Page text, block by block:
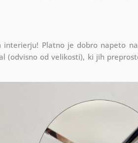
interierju! Platno je dobro napeto
(odvisno od velikosti), ki jih